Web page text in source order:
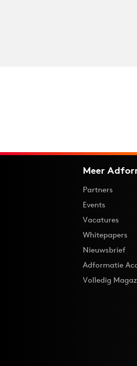
Meer
Partners
Events
Vacatures
Whitepapers
Nieuwsbrief
Adformatie
Volledig